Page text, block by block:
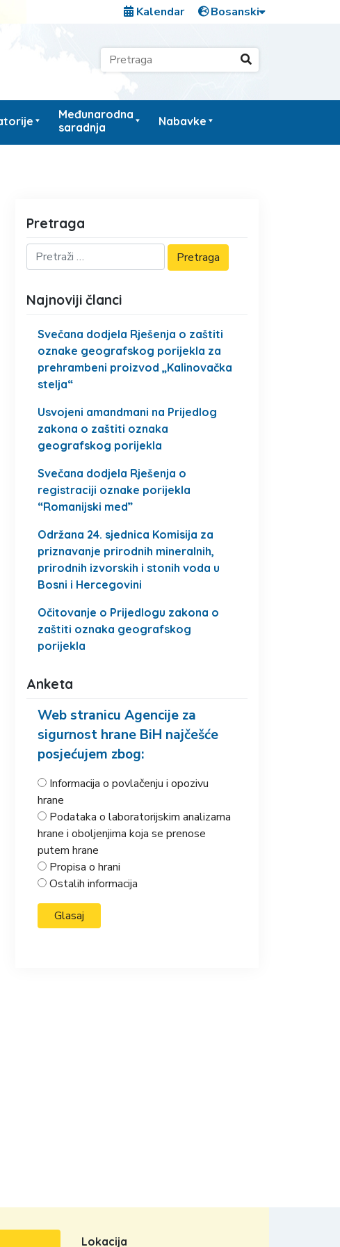
Kalendar
Međunarodna
saradnja
Nabavke
Pretraga
Najnoviji članci
Svečana dodjela Rješenja o zaštiti
oznake geografskog porijekla za
prehrambeni proizvod „Kalinovačka
stelja“
Usvojeni amandmani na Prijedlog
zakona o zaštiti oznaka
geografskog porijekla
Svečana dodjela Rješenja o
registraciji oznake porijekla
“Romanijski med”
Održana 24. sjednica Komisija za
priznavanje prirodnih mineralnih,
prirodnih izvorskih i stonih voda u
Bosni i Hercegovini
Očitovanje o Prijedlogu zakona o
zaštiti oznaka geografskog
porijekla
Anketa
Web stranicu Agencije za
sigurnost hrane BiH najčešće
posjećujem zbog:
Informacija o povlačenju i opozivu
hrane
Podataka o laboratorijskim analizama
hrane i oboljenjima koja se prenose
putem hrane
Propisa o hrani
Ostalih informacija
Lokacija